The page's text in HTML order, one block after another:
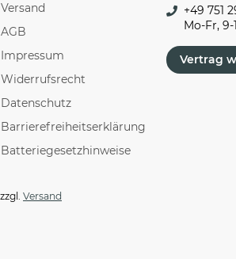
Versand
AGB
Impressum
Widerrufsrecht
Datenschutz
Barrierefreiheitserklärung
Batteriegesetzhinweise
+49 751
Mo-Fr, 9-
Vertrag
Versand